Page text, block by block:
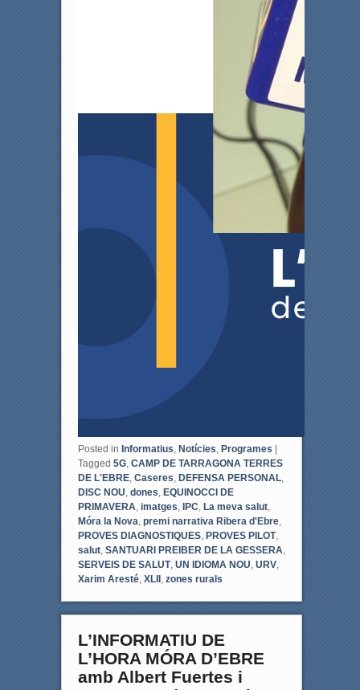
Posted in Informatius, Notícies, Programes
Tagged 5G, CAMP DE TARRAGONA TERRES
DE L'EBRE, Caseres, DEFENSA PERSONAL,
DISC NOU, dones, EQUINOCCI DE
PRIMAVERA, imatges, IPC, La meva salut,
Móra la Nova, premi narrativa Ribera d'Ebre,
PROVES DIAGNOSTIQUES, PROVES PILOT,
salut, SANTUARI PREIBER DE LA GESSERA,
SERVEIS DE SALUT, UN IDIOMA NOU, URV,
Xarim Aresté, XLII , zones rurals
L’INFORMATIU DE
L’HORA MÓRA D’EBRE
amb Albert Fuertes i